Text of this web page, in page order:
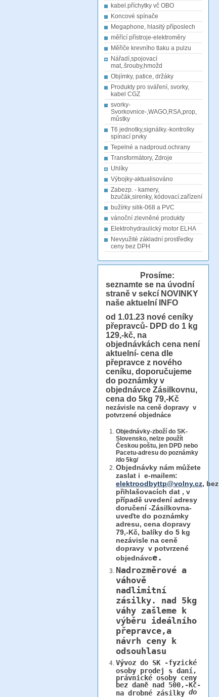
kabel.příchytky vč OBO
Koncové spínače
Megaphone, hlasitý příposlech
měřící přístroje-elektroměry
Měřiče krevního tlaku a pulzu
Nářadí,spojovací
mat,.šrouby,hmožd
Objímky, patice, držáky
Produkty pro sváření, svorky,
kabel CGZ
svorky-
Svorkovnice-,WAGO,RSA,prop,
můstky
T6 jednotky,signálky.-kontrolky
spínací prvky
Tepelné a nadproud.ochrany
Transformátory, Zdroje
Uhlíky
Výbojky-aktualisováno
Zabezp. - kamery,
bzučák,sirenky, kódovací.zařízení
bužírky silik-068 a PVC
vánoční zlevněné produkty
Elektrohydraulický motor ELHA
Nevyužité základní prostředky
ceny bez DPH
Prosíme:
seznamte se na úvodní
straně v sekcí NOVINKY
naše aktuelní INFO
od 1.01.23 nové ceníky
přepravců- DPD do 1 kg
129,-kč, na
objednávkách cena není
aktuelní- cena dle
přepravce z nového
ceníku, doporučujeme
do poznámky v
objednávce Zásilkovnu,
cena do 5kg 79,-Kč
nezávisle na ceně dopravy v
potvrzené objednáce
Objednávky-zboží do SK-
Slovensko, nelze použít
Českou poštu, jen DPD nebo
Pacetu-adresu do poznámky
/do 5kg/
Objednávky nám můžete
zaslat i e-mailem:
elektroodbyttp@volny.cz, bez
přihlašovacích dat , v
případě uvedení adresy
doručení -Zásilkovna-
uveďte do poznámky
adresu, cena dopravy
79,-Kč, balíky do 5 kg
nezávisle na ceně
dopravy v potvrzené
objednávce.
Nadrozměrové a
váhově
nadlimitní
zásilky. nad 5kg
váhy zašleme k
výběru ideálního
přepravce,a
návrh ceny k
odsouhlasu
Vývoz do SK -fyzické
osoby prodej s daní,
právnické osoby ceny
bez daně nad 500,-Kč-
na drobné zásilky do